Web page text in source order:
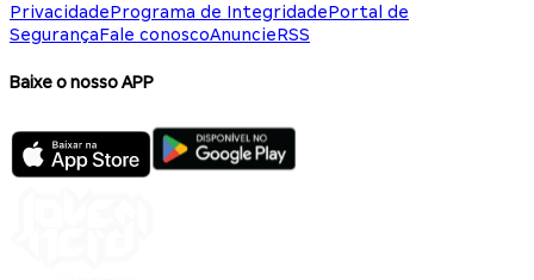
PrivacidadePrograma de IntegridadePortal de
SegurançaFale conoscoAnuncieRSS
Baixe o nosso APP